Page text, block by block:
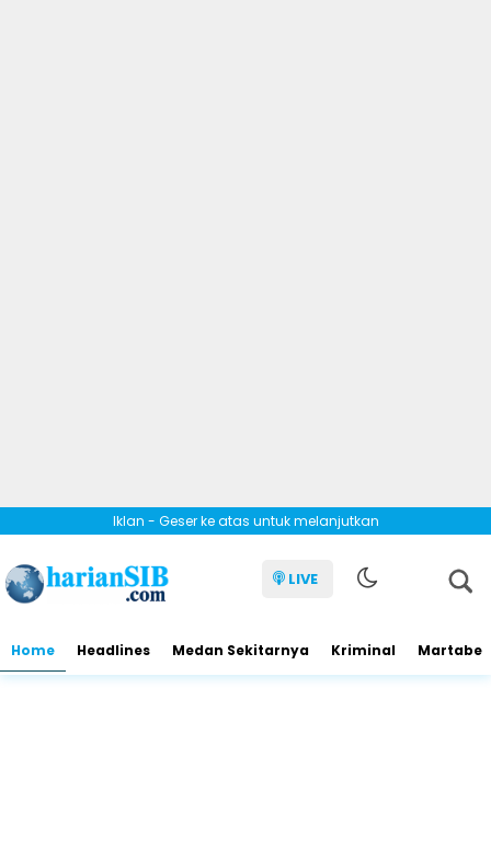
Iklan - Geser ke atas untuk melanjutkan
LIVE
Home Headlines Medan Sekitarnya Kriminal Martabe